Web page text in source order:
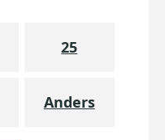
25
Anders